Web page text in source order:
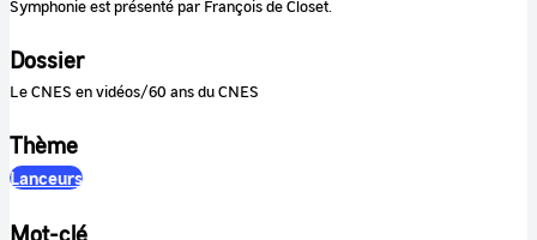
Symphonie est présenté par François de Closet.
Dossier
Le CNES en vidéos/60 ans du CNES
Thème
Lanceurs
Mot-clé